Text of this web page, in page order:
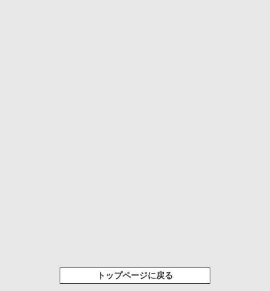
トップページに戻る